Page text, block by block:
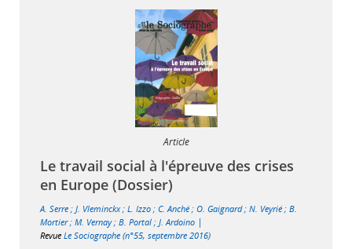
Article
Le travail social à l'épreuve des crises
en Europe (Dossier)
A. Serre ; J. Vleminckx; L. Izzo ; C. Anché ; O. Gaignard; N. Veyrié ; B.
Mortier; M. Vernay; B. Portal ; J. Ardoino |
Revue Le Sociographe (n°55, septembre 2016)